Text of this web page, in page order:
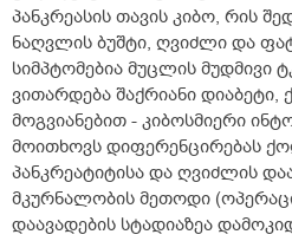
პანკრეასის თავის კიბო, რის
ნაღვლის ბუშტი, ღვიძლი და
სიმპტომებია მუცლის მუდმივი
ვითარდება შაქრიანი
მოგვიანებით - კიბოსმიერი
მოითხოვს დიფერენცირებას
პანკრეატიტისა და ღვიძლის
მკურნალობის მეთოდი
დაავადების სტადიაზეა